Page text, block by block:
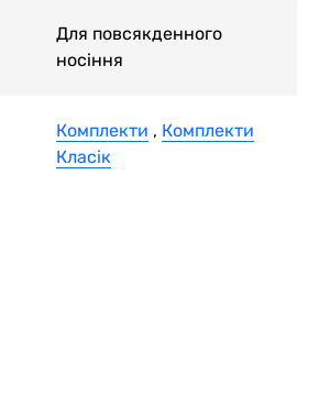
Для повсякденного
носіння
Комплекти , Комплекти
Класік